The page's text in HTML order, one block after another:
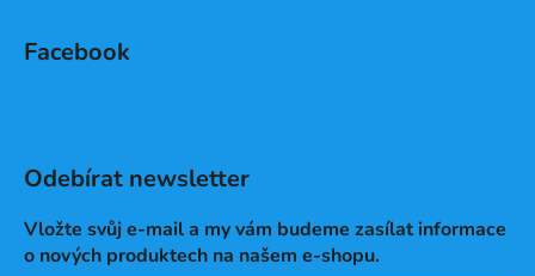
Facebook
Odebírat newsletter
Vložte svůj e-mail a my vám budeme zasílat informace
o nových produktech na našem e-shopu.